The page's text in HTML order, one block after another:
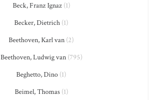
Beck, Franz Ignaz(1)
Becker, Dietrich (1)
Beethoven, Karl van (2)
Beethoven, Ludwig van(795)
Beghetto, Dino (1)
Beimel, Thomas(1)